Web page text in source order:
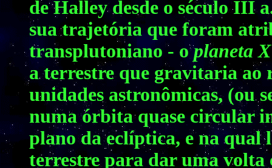
de Halley desde o século III
sua trajetória que foram
transplutoniano - oplaneta X
a terrestre que gravitaria ao
unidades astronômicas, (ou
numa órbita quase circular
plano da eclíptica, e na qual
terrestre para dar uma volta